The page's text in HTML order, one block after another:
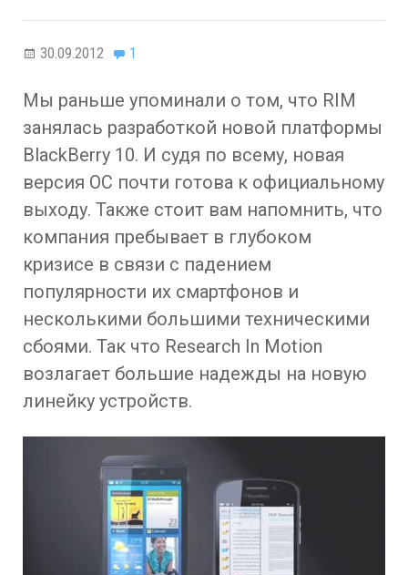
30.09.2012 1
Мы раньше упоминали о том, что RIM
занялась разработкой новой платформы
BlackBerry 10. И судя по всему, новая
версия ОС почти готова к официальному
выходу. Также стоит вам напомнить, что
компания пребывает в глубоком
кризисе в связи с падением
популярности их смартфонов и
несколькими большими техническими
сбоями. Так что Research In Motion
возлагает большие надежды на новую
линейку устройств.